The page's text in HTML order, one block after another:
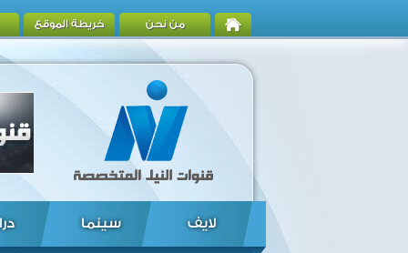
من نحن خريطة الموقع
لايف سينما